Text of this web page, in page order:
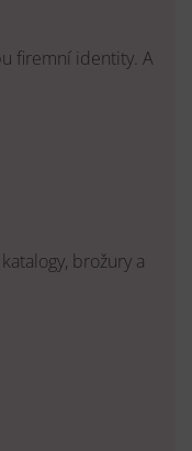
firemní identity. A
brožury a